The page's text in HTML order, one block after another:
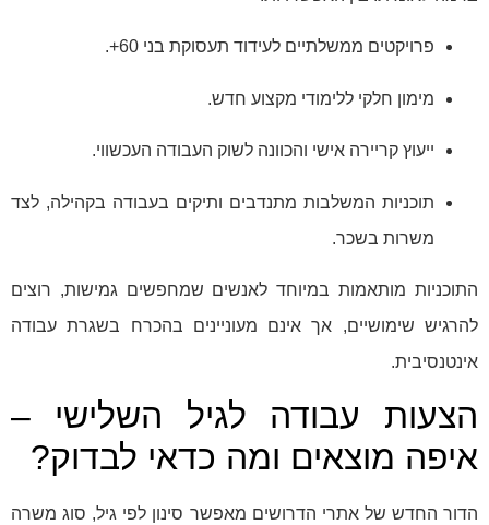
פרויקטים ממשלתיים לעידוד תעסוקת בני 60+.
מימון חלקי ללימודי מקצוע חדש.
ייעוץ קריירה אישי והכוונה לשוק העבודה העכשווי.
תוכניות המשלבות מתנדבים ותיקים בעבודה בקהילה, לצד
משרות בשכר.
התוכניות מותאמות במיוחד לאנשים שמחפשים גמישות, רוצים
להרגיש שימושיים, אך אינם מעוניינים בהכרח בשגרת עבודה
אינטנסיבית.
הצעות עבודה לגיל השלישי –
איפה מוצאים ומה כדאי לבדוק?
הדור החדש של אתרי הדרושים מאפשר סינון לפי גיל, סוג משרה